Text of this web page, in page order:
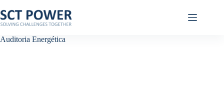
para
o
Auditoria Energética